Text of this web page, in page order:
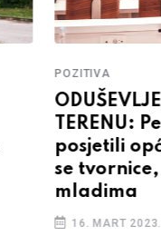
POZITIVA
TERENU:
posjetili
se
mladima
16. MART 2023.